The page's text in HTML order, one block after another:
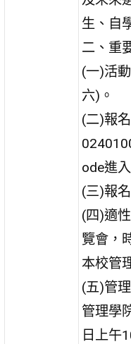
生、自
二、重
(一)活
六)。
(二)報
ode進
(三)報
(四)適
覽會，
本校管
(五)管
管理學
日上午